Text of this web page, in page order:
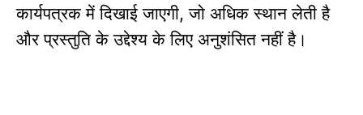
कार्यपत्रक में दिखाई जाएगी,जो अधिक स्थान लेती है
और प्रस्तुति के उद्देश्य के लिए अनुशंसित नहीं है।